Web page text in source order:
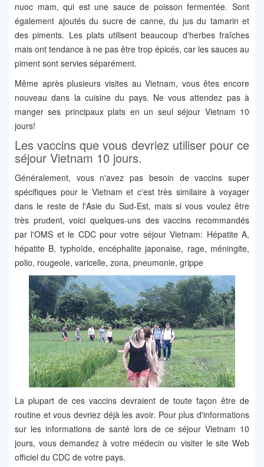
nuoc mam, qui est une sauce de poisson fermentée. Sont
également ajoutés du sucre de canne, du jus du tamarin et
des piments. Les plats utilisent beaucoup d'herbes fraîches
mais ont tendance à ne pas être trop épicés, car les sauces au
piment sont servies séparément.
Même après plusieurs visites au Vietnam, vous êtes encore
nouveau dans la cuisine du pays. Ne vous attendez pas à
manger ses principaux plats en un seul séjour Vietnam 10
jours!
Les vaccins que vous devriez utiliser pour ce
séjour Vietnam 10 jours.
Généralement, vous n'avez pas besoin de vaccins super
spécifiques pour le Vietnam et c'est très similaire à voyager
dans le reste de l'Asie du Sud-Est, mais si vous voulez être
très prudent, voici quelques-uns des vaccins recommandés
par l'OMS et le CDC pour votre séjour Vietnam: Hépatite A,
hépatite B, typhoïde, encéphalite japonaise, rage, méningite,
polio, rougeole, varicelle, zona, pneumonie, grippe
La plupart de ces vaccins devraient de toute façon être de
routine et vous devriez déjà les avoir. Pour plus d'informations
sur les informations de santé lors de ce séjour Vietnam 10
jours, vous demandez à votre médecin ou visiter le site Web
officiel du CDC de votre pays.